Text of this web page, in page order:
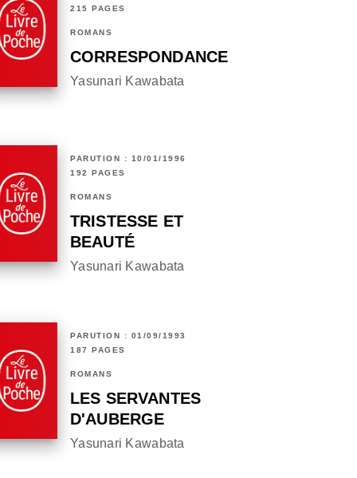
215 PAGES
ROMANS
CORRESPONDANCE
Yasunari Kawabata
PARUTION : 10/01/1996
192 PAGES
ROMANS
TRISTESSE ET
BEAUTÉ
Yasunari Kawabata
PARUTION : 01/09/1993
187 PAGES
ROMANS
LES SERVANTES
D'AUBERGE
Yasunari Kawabata